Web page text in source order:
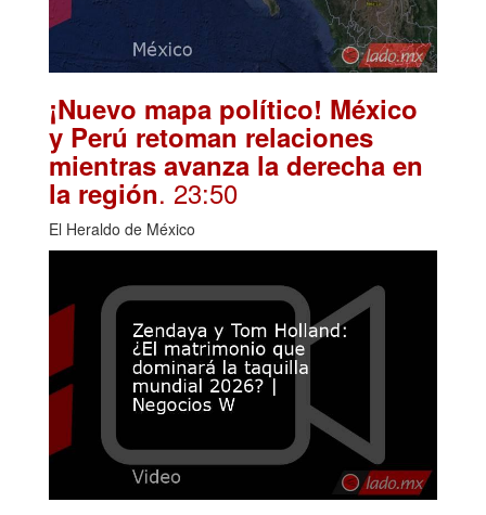
¡Nuevo mapa político! México
y Perú retoman relaciones
mientras avanza la derecha en
la región. 23:50
El Heraldo de México